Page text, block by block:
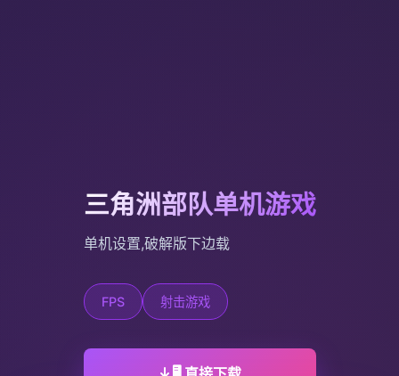
三角洲部队单机游戏
单机设置,破解版下边载
FPS 射击游戏